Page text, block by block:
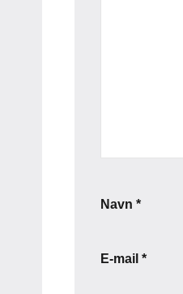
Navn *
E-mail *